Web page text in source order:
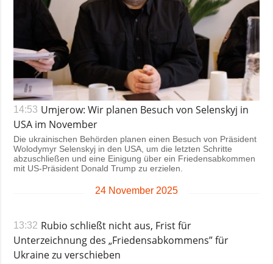
14:53 Umjerow: Wir planen Besuch von Selenskyj in
USA im November
Die ukrainischen Behörden planen einen Besuch von Präsident
Wolodymyr Selenskyj in den USA, um die letzten Schritte
abzuschließen und eine Einigung über ein Friedensabkommen
mit US-Präsident Donald Trump zu erzielen.
24 November 2025
13:32 Rubio schließt nicht aus, Frist für
Unterzeichnung des „Friedensabkommens” für
Ukraine zu verschieben